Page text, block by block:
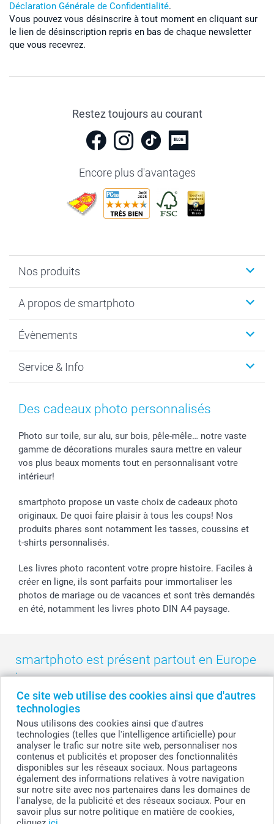
Ce site web utilise des cookies ainsi que d'autres
technologies
Nous utilisons des cookies ainsi que d'autres
technologies (telles que l'intelligence artificielle) pour
analyser le trafic sur notre site web, personnaliser nos
contenus et publicités et proposer des fonctionnalités
disponibles sur les réseaux sociaux. Nous partageons
également des informations relatives à votre navigation
sur notre site avec nos partenaires dans les domaines de
l'analyse, de la publicité et des réseaux sociaux. Pour en
savoir plus sur notre politique en matière de cookies,
Déclaration Générale de Confidentialité.
Vous pouvez vous désinscrire à tout moment en cliquant sur
le lien de désinscription repris en bas de chaque newsletter
que vous recevrez.
Restez toujours au courant
Encore plus d'avantages
Nos produits
Cadeaux photo
MyNameBook
Développement photo & Tirage photo
Cadres photo & accessoires déco
Stickers & Etiquettes
Chèque Cadeau
A propos de smartphoto
Durabilité
Gestion des cookies
Mentions Légales
Affiliation
Investor Relations
B2B smartbusiness
Évènements
Nouvel An
Fête des Mères
Confirmation ou communion
Mariage
Fête d'anniversaire
Tous les évènements
Service & Info
Tarifs et frais de livraison
Livraison en 48 heures
Modes de Paiement
Identifiez-vous
Statut de ma commande
smarfriends
smartgarantie
smartbonus
Des cadeaux photo personnalisés
Photo sur toile, sur alu, sur bois, pêle-mêle… notre vaste
gamme de décorations murales saura mettre en valeur
vos plus beaux moments tout en personnalisant votre
intérieur!
smartphoto propose un vaste choix de cadeaux photo
originaux. De quoi faire plaisir à tous les coups! Nos
produits phares sont notamment les tasses, coussins et
t-shirts personnalisés.
Les livres photo racontent votre propre histoire. Faciles à
créer en ligne, ils sont parfaits pour immortaliser les
photos de mariage ou de vacances et sont très demandés
en été, notamment les livres photo DIN A4 paysage.
smartphoto est présent partout en Europe
:
België - Belgique - Danmark - Deutschland - France - Ireland
- Nederland - Norge
Switzerland - Suomi - Sverige - United Kingdom
Other Countries
Tous les prix sont en francs suisses (CHF), TVA incluse et hors frais de port.